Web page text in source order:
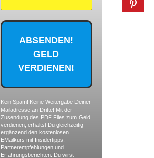
Kein Spam! Keine Weitergabe Deiner
Mailadresse an Dritte! Mit der
Zusendung des PDF Files zum Geld
verdienen, erhältst Du gleichzeitig
ergänzend den kostenlosen
EMailkurs mit Insidertipps,
Partnerempfehlungen und
Erfahrungsberichten. Du wirst